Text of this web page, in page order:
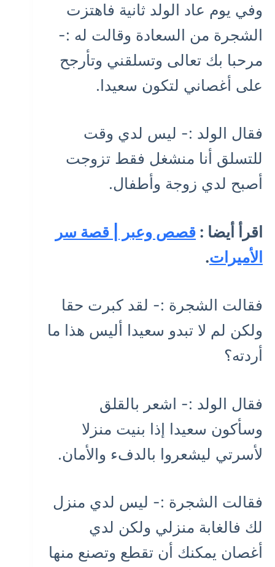
وفي يوم عاد الولد ثانية فاهتزت
الشجرة من السعادة وقالت له :-
مرحبا بك تعالى وتسلقني وتأرجح
على أغصاني لتكون سعيدا.
فقال الولد :- ليس لدي وقت
للتسلق أنا منشغل فقط تزوجت
أصبح لدي زوجة وأطفال.
اقرأ أيضا : قصص وعبر | قصة سر
الأميرات.
فقالت الشجرة :- لقد كبرت حقا
ولكن لم لا تبدو سعيدا أليس هذا ما
أردته؟
فقال الولد :- اشعر بالقلق
وسأكون سعيدا إذا بنيت منزلا
لأسرتي ليشعروا بالدفء والأمان.
فقالت الشجرة :- ليس لدي منزل
لك فالغابة منزلي ولكن لدي
أغصان يمكنك أن تقطع وتصنع منها